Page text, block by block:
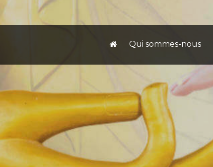
Qui sommes-nous